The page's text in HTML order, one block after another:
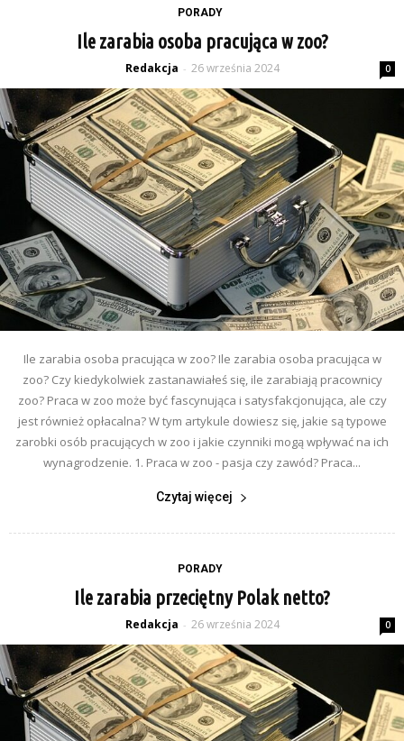
PORADY
Ile zarabia osoba pracująca w zoo?
Redakcja - 26 września 2024 0
Ile zarabia osoba pracująca w zoo? Ile zarabia osoba pracująca w
zoo? Czy kiedykolwiek zastanawiałeś się, ile zarabiają pracownicy
zoo? Praca w zoo może być fascynująca i satysfakcjonująca, ale czy
jest również opłacalna? W tym artykule dowiesz się, jakie są typowe
zarobki osób pracujących w zoo i jakie czynniki mogą wpływać na ich
wynagrodzenie. 1. Praca w zoo - pasja czy zawód? Praca...
Czytaj więcej
PORADY
Ile zarabia przeciętny Polak netto?
Redakcja - 26 września 2024 0